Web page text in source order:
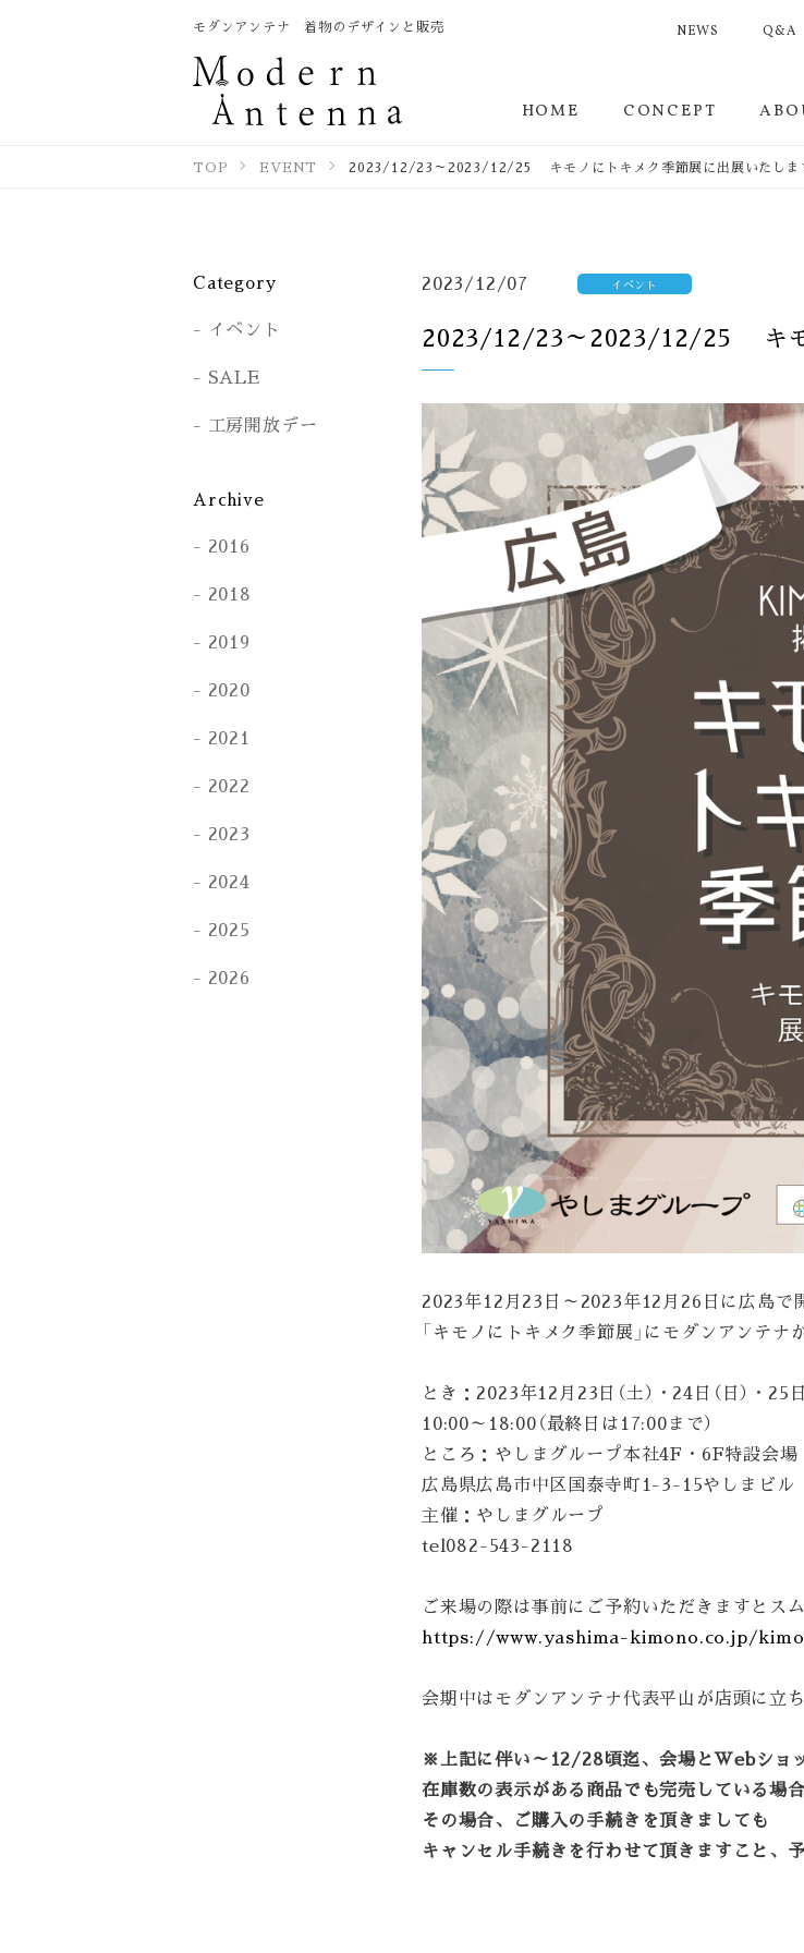
モダンアンテナ 着物のデザインと販売
HOME CONCEPT
NEWS Q&A
TOP EVENT 2023/12/23～2023/12/25 キモノにトキメク季節展に出展いたしま
2023/12/07 イベント
2023/12/23～2023/12/25 キモ
2023年12月23日～2023年12月26日に広島で
「キモノにトキメク季節展」にモダンアンテナ
とき：2023年12月23日（土）・24日（日）・25日
10:00～18:00（最終日は17:00まで）
ところ：やしまグループ本社4F・6F特設会場
広島県広島市中区国泰寺町1-3-15やしまビル
主催：やしまグループ
tel082-543-2118
ご来場の際は事前にご予約いただきますとスム
https://www.yashima-kimono.co.jp/
会期中はモダンアンテナ代表平山が店頭に立
※上記に伴い～12/28頃迄、会場とWebショ
在庫数の表示がある商品でも完売している場
その場合、ご購入の手続きを頂きましても
キャンセル手続きを行わせて頂きますこと、
Category
イベント
SALE
工房開放デー
Archive
2016
2018
2019
2020
2021
2022
2023
2024
2025
2026